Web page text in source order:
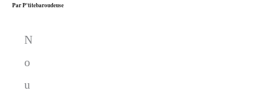
ParP'titebaroudeuse
N
o
u